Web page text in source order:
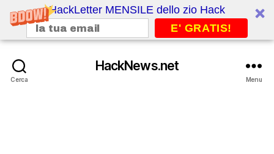
HackLetter MENSILE dello zio Hack
E' GRATIS!
Cerca
HackNews.net
Menu